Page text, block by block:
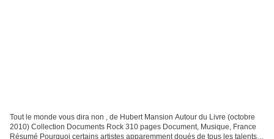
Tout le monde vous dira non , de Hubert Mansion Autour du Livre (octobre
2010) Collection Documents Rock 310 pages Document, Musique, France
Résumé Pourquoi certains artistes apparemment doués de tous les talents